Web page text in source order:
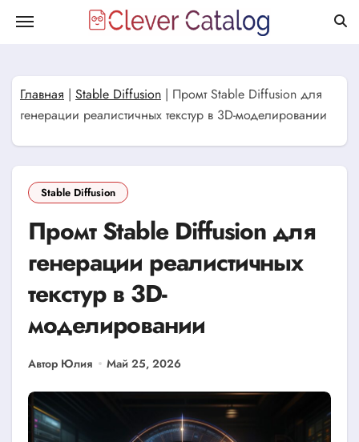
Главная | Stable Diffusion | Промт Stable Diffusion для
генерации реалистичных текстур в 3D-моделировании
Stable Diffusion
Промт Stable Diffusion для
генерации реалистичных
текстур в 3D-
моделировании
Автор Юлия Май 25, 2026